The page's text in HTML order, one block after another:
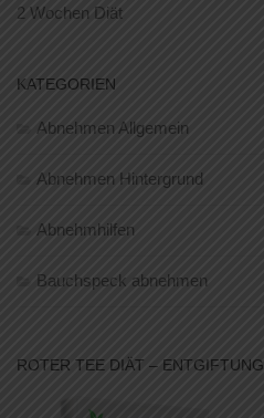
2 Wochen Diät
KATEGORIEN
Abnehmen Allgemein
Abnehmen Hintergrund
Abnehmhilfen
Bauchspeck abnehmen
ROTER TEE DIÄT – ENTGIFTUNG